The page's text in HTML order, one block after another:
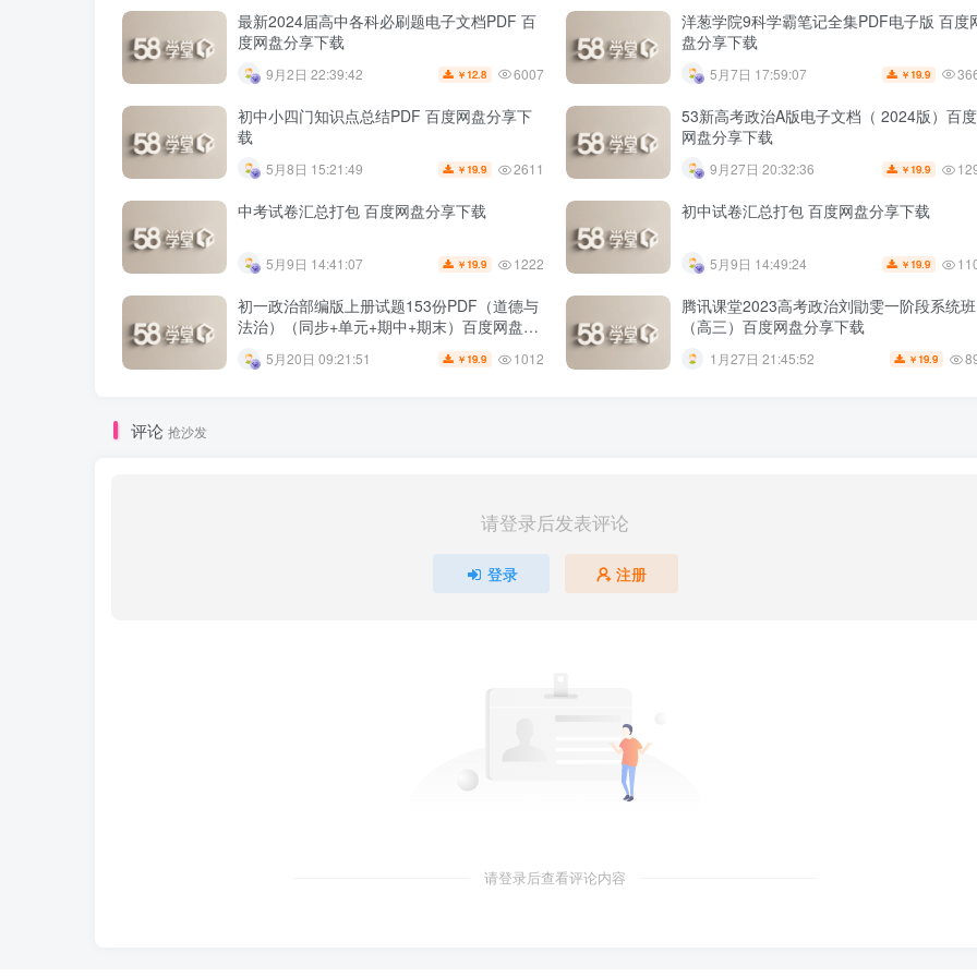
最新2024届高中各科必刷题电子文档PDF 百
度网盘分享下载
9月2日 22:39:42 ￥ 12.8 6007
洋葱学院9科学霸笔记全集PDF电子版 百度
盘分享下载
5月7日 17:59:07 ￥ 19.9
初中小四门知识点总结PDF 百度网盘分享下
载
5月8日 15:21:49 ￥ 19.9 2611
53新高考政治A版电子文档（ 2024版）百度
网盘分享下载
9月27日 20:32:36 ￥ 19.9
中考试卷汇总打包 百度网盘分享下载
5月9日 14:41:07 ￥ 19.9 1222
初中试卷汇总打包 百度网盘分享下载
5月9日 14:49:24 ￥ 19.9
初一政治部编版上册试题153份PDF（道德与
法治）（同步+单元+期中+期末）百度网盘分
5月20日 09:21:51 ￥ 19.9 1012
腾讯课堂2023高考政治刘勖雯一阶段系统班
（高三）百度网盘分享下载
1月27日 21:45:52 ￥ 19.9
评论 抢沙发
请登录后发表评论
登录 注册
请登录后查看评论内容